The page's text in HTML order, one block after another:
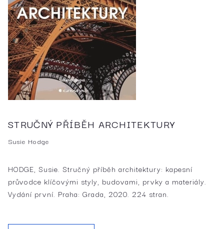
STRUČNÝ PŘÍBĚH ARCHITEKTURY
Susie Hodge
HODGE, Susie. Stručný příběh architektury: kapesní
průvodce klíčovými styly, budovami, prvky a materiály.
Vydání první. Praha: Grada, 2020. 224 stran.